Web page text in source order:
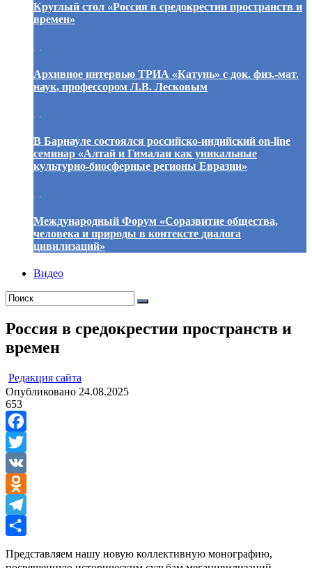
Круглый стол «Россия в средокрестии пространств и
времен»
. .
Архивное интервью ТРИА «Катунь» с док. физ.-мат.
наук, профессором Л.В. Лесковым
. .
В Барнауле состоялся российско-индийский on-line
семинар «Алтай и Гималаи как уникальные
культурно-биосферные регионы Евразии»
. .
Международный Форум «Соразвитие общества,
человека и природы в контексте диалога
цивилизаций»
Видео
Россия в средокрестии пространств и
времен
Редакция cайта
Опубликовано 24.08.2025
653
Facebook
Twitter
VK
Odnoklassniki
Telegram
Представляем нашу новую коллективную монографию,